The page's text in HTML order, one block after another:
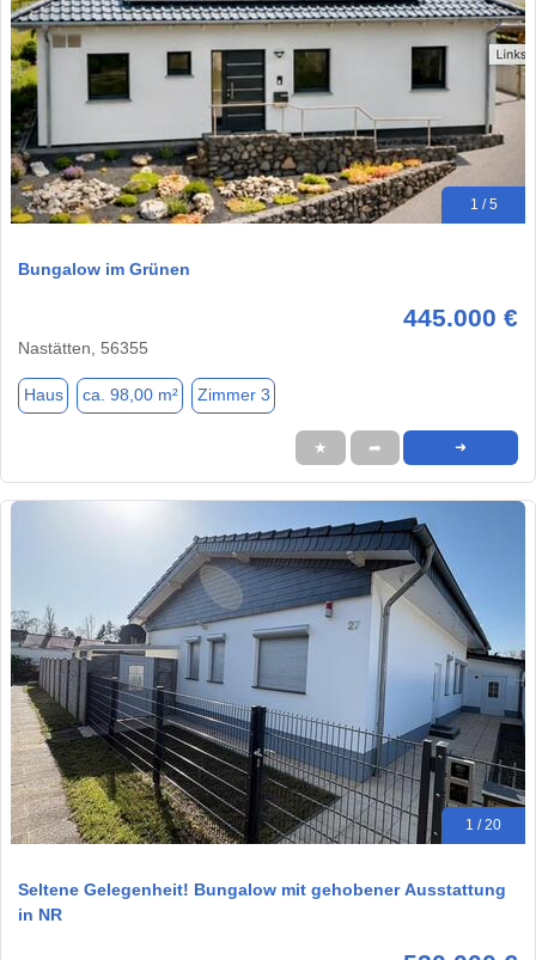
1 / 5
Bungalow im Grünen
445.000 €
Nastätten, 56355
Haus ca. 98,00 m² Zimmer 3
★ ➦ ➜
1 / 20
Seltene Gelegenheit! Bungalow mit gehobener Ausstattung
in NR